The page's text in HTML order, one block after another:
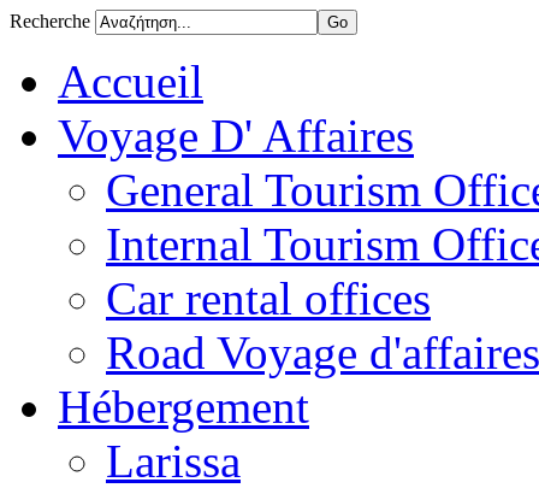
Recherche
Accueil
Voyage D' Affaires
General Tourism
Internal Tourism
Car rental offices
Road Voyage
Hébergement
Larissa